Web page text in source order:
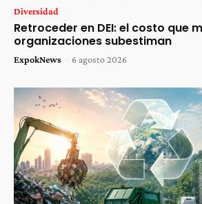
Diversidad
Retroceder en DEI: el costo que
organizaciones subestiman
ExpokNews - 6 agosto 2026